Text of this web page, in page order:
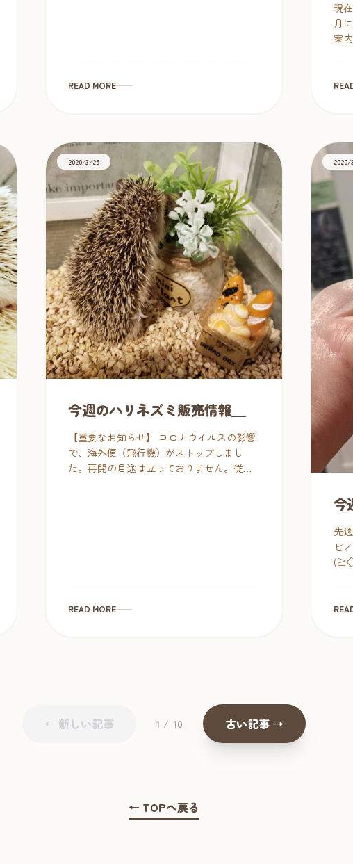
READ MORE
現
月
案
リ
2020/3/25
今週のハリネズミ販売情報＿
【重要なお知らせ】 コロナウイルスの影響
で、海外便（飛行機）がストップしまし
た。再開の目途は立っておりません。従い
READ MORE
2020/
今
先
ビ
← 新しい記事 1 / 10 古い記事 →
← TOPへ戻る